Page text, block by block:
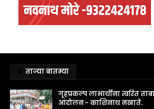
ताज्या बातम्या
गृहप्रकल्प लाभार्थींना त्वरित
आंदोलन - काशिनाथ नखाते.